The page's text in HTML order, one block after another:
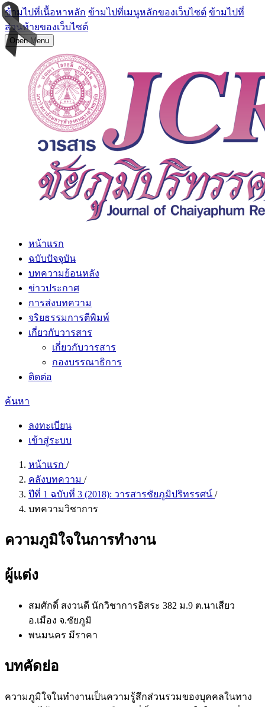
ข้ามไปที่เนื้อหาหลัก ข้ามไปที่เมนูหลักของเว็บไซต์ ข้ามไปที่
ส่วนท้ายของเว็บไซต์
Open Menu
หน้าแรก
ฉบับปัจจุบัน
บทความย้อนหลัง
ข่าวประกาศ
การส่งบทความ
จริยธรรมการตีพิมพ์
เกี่ยวกับวารสาร
เกี่ยวกับวารสาร
กองบรรณาธิการ
ติดต่อ
ค้นหา
ลงทะเบียน
เข้าสู่ระบบ
หน้าแรก /
คลังบทความ /
ปีที่ 1 ฉบับที่ 3 (2018): วารสารชัยภูมิปริทรรศน์ /
บทความวิชาการ
ความภูมิใจในการทำงาน
ผู้แต่ง
สมศักดิ์ สงวนดี นักวิชาการอิสระ 382 ม.9 ต.นาเสียว
อ.เมือง จ.ชัยภูมิ
พนมนคร มีราคา
บทคัดย่อ
ความภูมิใจในทำงานเป็นความรู้สึกส่วนรวมของบุคคลในทาง